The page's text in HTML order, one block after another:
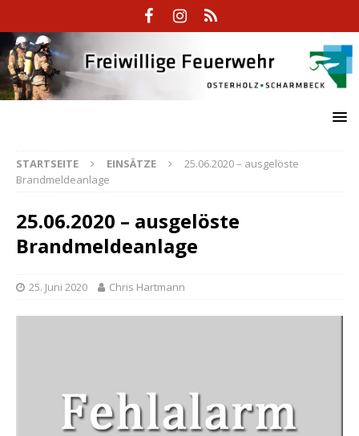
STARTSEITE EINSÄTZE
25.06.2020 – ausgelöste
Brandmeldeanlage
25.06.2020 – ausgelöste
Brandmeldeanlage
25. Juni 2020 Chris Hartmann